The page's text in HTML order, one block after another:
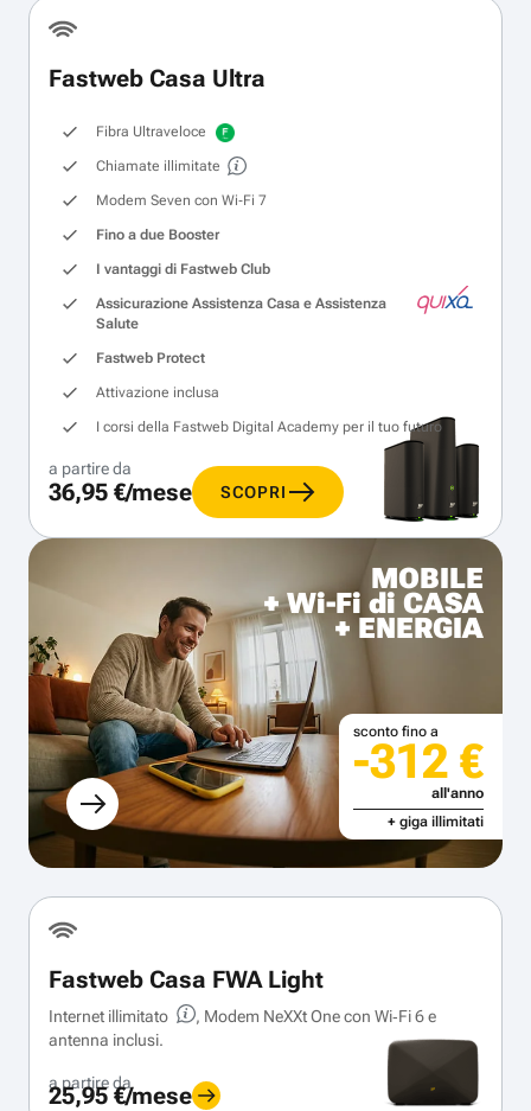
Fastweb Casa Ultra
Fibra Ultraveloce
Chiamate illimitate
Modem Seven con Wi‑Fi 7
Fino a due Booster
I vantaggi di Fastweb Club
Assicurazione Assistenza Casa e Assistenza
Salute
Fastweb Protect
Attivazione inclusa
I corsi della Fastweb Digital Academy per il tuo futuro
a partire da
36,95 €/mese SCOPRI
MOBILE
+ Wi-Fi di CASA
+ ENERGIA
sconto fino a
-312 €
all'anno
+ giga illimitati
Fastweb Casa FWA Light
Internet illimitato
, Modem NeXXt One con Wi‑Fi 6 e
antenna inclusi.
a partire da
25,95 €/mese